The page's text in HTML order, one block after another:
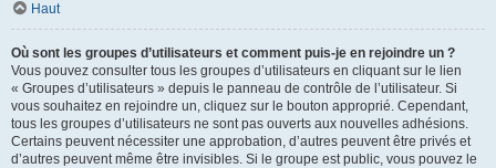
Haut
Où sont les groupes d’utilisateurs et comment puis-je en rejoindre un ?
Vous pouvez consulter tous les groupes d’utilisateurs en cliquant sur le lien
« Groupes d’utilisateurs » depuis le panneau de contrôle de l’utilisateur. Si
vous souhaitez en rejoindre un, cliquez sur le bouton approprié. Cependant,
tous les groupes d’utilisateurs ne sont pas ouverts aux nouvelles adhésions.
Certains peuvent nécessiter une approbation, d’autres peuvent être privés et
d’autres peuvent même être invisibles. Si le groupe est public, vous pouvez le